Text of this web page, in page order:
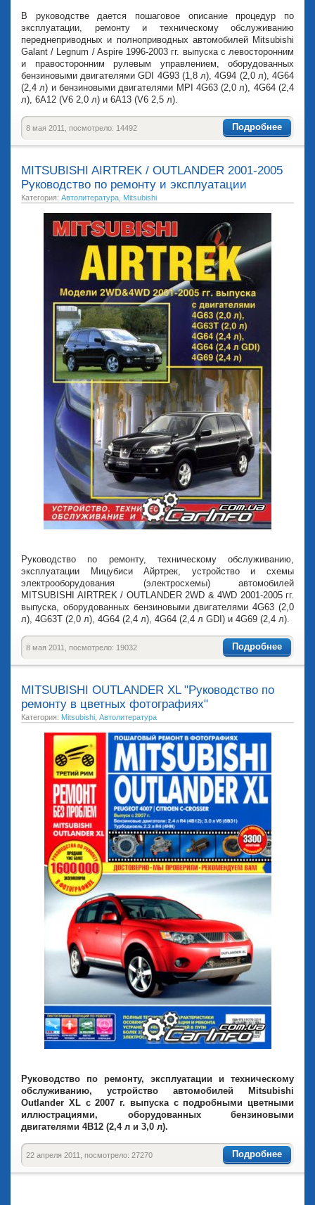
В руководстве дается пошаговое описание процедур по
эксплуатации, ремонту и техническому обслуживанию
переднеприводных и полноприводных автомобилей Mitsubishi
Galant / Legnum / Aspire 1996-2003 гг. выпуска с левосторонним
и правосторонним рулевым управлением, оборудованных
бензиновыми двигателями GDI 4G93 (1,8 л), 4G94 (2,0 л), 4G64
(2,4 л) и бензиновыми двигателями MPI 4G63 (2,0 л), 4G64 (2,4
л), 6А12 (V6 2,0 л) и 6А13 (V6 2,5 л).
Подробнее
8 мая 2011, посмотрело: 14492
MITSUBISHI AIRTREK / OUTLANDER 2001-2005
Руководство по ремонту и эксплуатации
Категория: Автолитература Mitsubishi
Руководство по ремонту, техническому обслуживанию,
эксплуатации Мицубиси Айртрек, устройство и схемы
электрооборудования (электросхемы) автомобилей
MITSUBISHI AIRTREK / OUTLANDER 2WD & 4WD 2001-2005 гг.
выпуска, оборудованных бензиновыми двигателями 4G63 (2,0
л), 4G63T (2,0 л), 4G64 (2,4 л), 4G64 (2,4 л GDI) и 4G69 (2,4 л).
Подробнее
8 мая 2011, посмотрело: 19032
MITSUBISHI OUTLANDER XL "Руководство по
ремонту в цветных фотографиях"
Категория: Mitsubishi Автолитература
Руководство по ремонту, эксплуатации и техническому
обслуживанию, устройство автомобилей Mitsubishi
Outlander XL с 2007 г. выпуска с подробными цветными
иллюстрациями, оборудованных бензиновыми
двигателями 4B12 (2,4 л и 3,0 л).
Подробнее
22 апреля 2011, посмотрело: 27270